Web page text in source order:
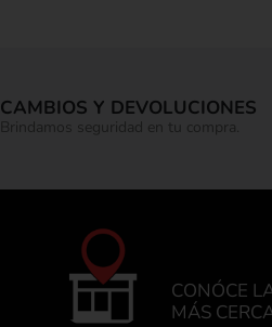
CAMBIOS Y DEVOLUCIONES
Brindamos seguridad en tu compra.
CONÓCE
MÁS